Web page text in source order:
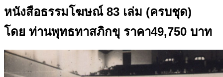
หนังสือธรรมโฆษณ์ 83 เล่ม (ครบชุด)
โดย ท่านพุทธทาสภิกขุ ราคา49,750 บาท